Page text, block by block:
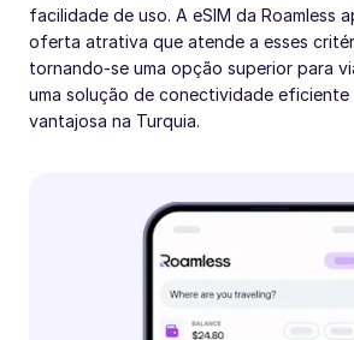
facilidade de uso. A eSIM da Roamless
oferta atrativa que atende a esses
tornando-se uma opção superior para
uma solução de conectividade eficiente
vantajosa na Turquia.